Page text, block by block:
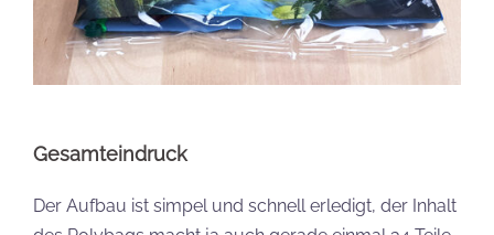
Gesamteindruck
Der Aufbau ist simpel und schnell erledigt, der Inhalt